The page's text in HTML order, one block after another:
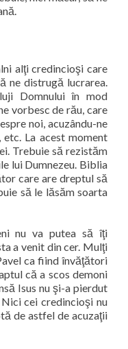
alţi credincioşi care
ne distrugă lucrarea.
Domnului în mod
vorbesc de rău, care
noi, acuzându-ne
La acest moment
Trebuie să rezistăm
lui Dumnezeu. Biblia
care are dreptul să
să le lăsăm soarta
nu va putea să îţi
a venit din cer. Mulţi
ca fiind învăţători
că a scos demoni
Isus nu şi-a pierdut
cei credincioşi nu
de astfel de acuzaţii